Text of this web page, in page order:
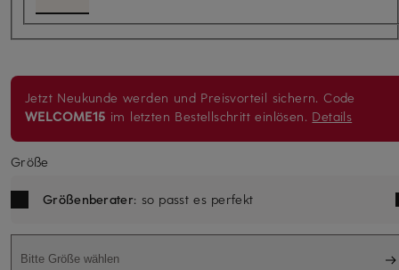
Jetzt Neukunde werden und Preisvorteil sichern. Code
WELCOME15 im letzten Bestellschritt einlösen. Details
Größe
Größenberater: so passt es perfekt
Bitte Größe wählen